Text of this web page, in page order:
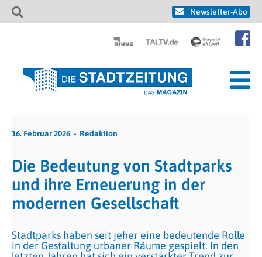
Newsletter-Abo
16. Februar 2026 Redaktion
Die Bedeutung von Stadtparks
und ihre Erneuerung in der
modernen Gesellschaft
Stadtparks haben seit jeher eine bedeutende Rolle
in der Gestaltung urbaner Räume gespielt. In den